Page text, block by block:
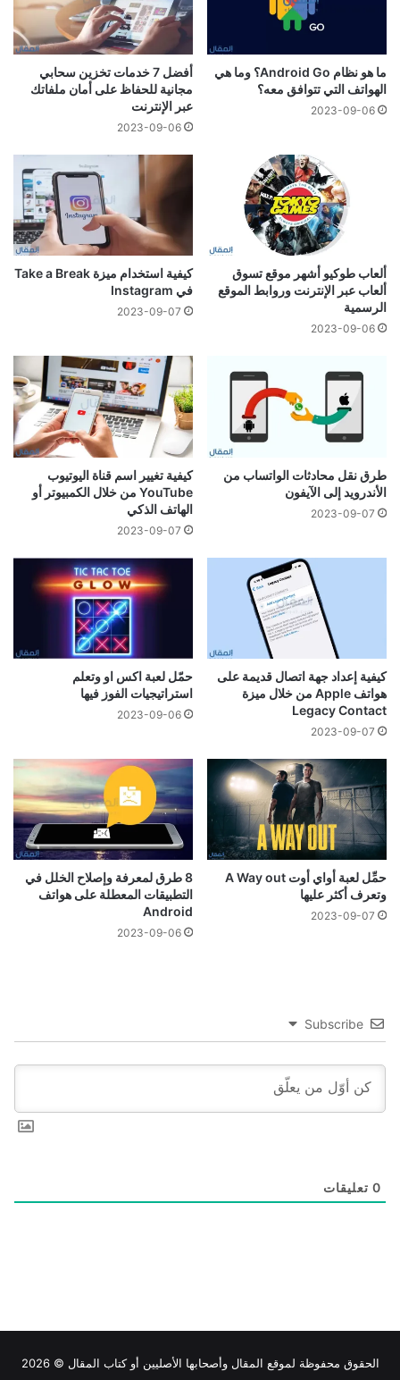
ما هو نظام Android Go؟ وما هي
الهواتف التي تتوافق معه؟
2023-09-06
أفضل 7 خدمات تخزين سحابي
مجانية للحفاظ على أمان ملفاتك
عبر الإنترنت
2023-09-06
ألعاب طوكيو أشهر موقع تسوق
ألعاب عبر الإنترنت وروابط الموقع
الرسمية
2023-09-06
كيفية استخدام ميزة Take a Break
في Instagram
2023-09-07
طرق نقل محادثات الواتساب من
الأندرويد إلى الآيفون
2023-09-07
كيفية تغيير اسم قناة اليوتيوب
YouTube من خلال الكمبيوتر أو
الهاتف الذكي
2023-09-07
كيفية إعداد جهة اتصال قديمة على
هواتف Apple من خلال ميزة
Legacy Contact
2023-09-07
حمّل لعبة اكس او وتعلم
استراتيجيات الفوز فيها
2023-09-06
حمِّل لعبة أواي أوت A Way out
وتعرف أكثر عليها
2023-09-07
8 طرق لمعرفة وإصلاح الخلل في
التطبيقات المعطلة على هواتف
Android
2023-09-06
Subscribe
0 تعليقات
الحقوق محفوظة لموقع المقال وأصحابها الأصليين أو كتاب المقال © 2026